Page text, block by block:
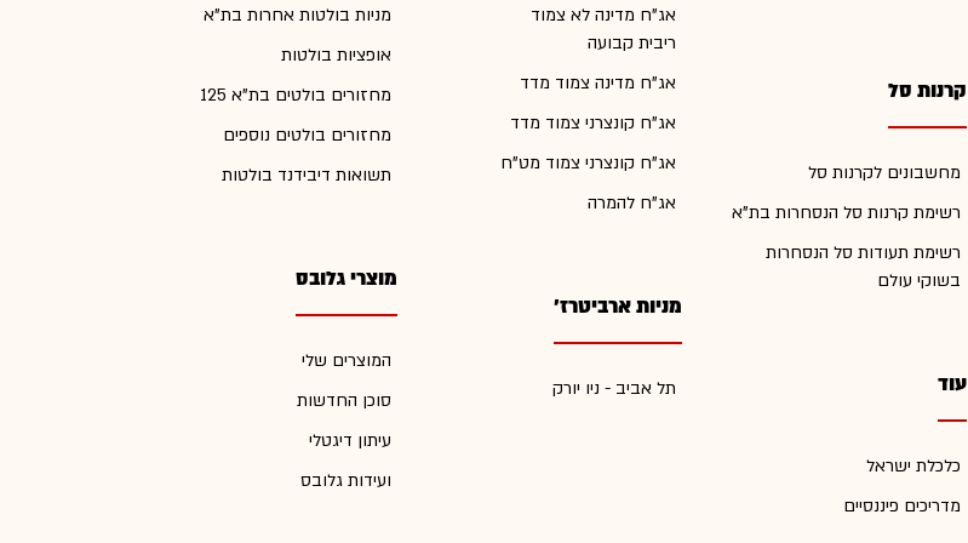
קרנות סל
מחשבונים לקרנות סל
רשימת קרנות סל הנסחרות בת"א
רשימת תעודות סל הנסחרות
בשוקי עולם
עוד
כלכלת ישראל
מדריכים פיננסיים
אג"ח מדינה לא צמוד
ריבית קבועה
אג"ח מדינה צמוד מדד
אג"ח קונצרני צמוד מדד
אג"ח קונצרני צמוד מט"ח
אג"ח להמרה
מניות ארביטרז'
תל אביב - ניו יורק
מניות בולטות אחרות בת"א
אופציות בולטות
מחזורים בולטים בת"א 125
מחזורים בולטים נוספים
תשואות דיבידנד בולטות
מוצרי גלובס
המוצרים שלי
סוכן החדשות
עיתון דיגטלי
ועידות גלובס